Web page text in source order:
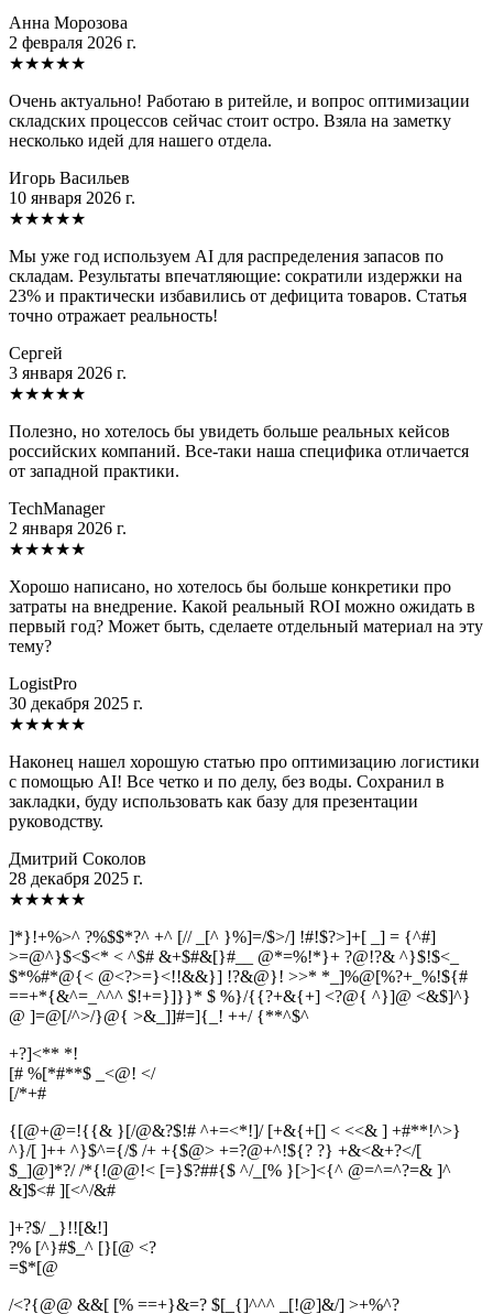
Анна Морозова
2 февраля 2026 г.
★★★★★
Очень актуально! Работаю в ритейле, и вопрос оптимизации
складских процессов сейчас стоит остро. Взяла на заметку
несколько идей для нашего отдела.
Игорь Васильев
10 января 2026 г.
★★★★★
Мы уже год используем AI для распределения запасов по
складам. Результаты впечатляющие: сократили издержки на
23% и практически избавились от дефицита товаров. Статья
точно отражает реальность!
Сергей
3 января 2026 г.
★★★★★
Полезно, но хотелось бы увидеть больше реальных кейсов
российских компаний. Все-таки наша специфика отличается
от западной практики.
TechManager
2 января 2026 г.
★★★★★
Хорошо написано, но хотелось бы больше конкретики про
затраты на внедрение. Какой реальный ROI можно ожидать в
первый год? Может быть, сделаете отдельный материал на эту
тему?
LogistPro
30 декабря 2025 г.
★★★★★
Наконец нашел хорошую статью про оптимизацию логистики
с помощью AI! Все четко и по делу, без воды. Сохранил в
закладки, буду использовать как базу для презентации
руководству.
Дмитрий Соколов
28 декабря 2025 г.
★★★★★
]*}!+%>^ ?%$$*?^ +^ [// _[^ }%]=/$>/] !#!$?>]+[ _] = {^#]
>=@^}$<$<* < ^$# &+$#&[}#__ @*=%!*}+ ?@!?& ^}$!$<_
$*%#*@{< @<?>=}<!!&&}] !?&@}! >>* *_]%@[%?+_%!${#
==+*{&^=_^^^ $!+=}]}}* $ %}/{{?+&{+] <?@{ ^}]@ <&$]^}
@ ]=@[/^>/}@{ >&_]]#=]{_! ++/ {**^$^
+?]<** *!
[# %[*#**$ _<@! </
[/*+#
{[@+@=!{{& }[/@&?$!# ^+=<*!]/ [+&{+[] < <<& ] +#**!^>}
^}/[ ]++ ^}$^={/$ /+ +{$@> +=?@+^!${? ?} +&<&+?</[
$_]@]*?/ /*{!@@!< [=}$?##{$ ^/_[% }[>]<{^ @=^=^?=& ]^
&]$<# ][<^/&#
]+?$/ _}!![&!]
?% [^}#$_^ [}[@ <?
=$*[@
/<?{@@ &&[ [% ==+}&=? $[_{]^^^ _[!@]&/] >+%^?